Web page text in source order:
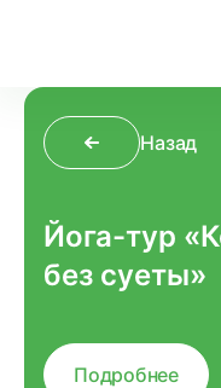
Назад
Йога-тур
без суеты»
Подробнее